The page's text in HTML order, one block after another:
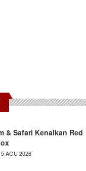
& Safari Kenalkan Red
AGU 2026